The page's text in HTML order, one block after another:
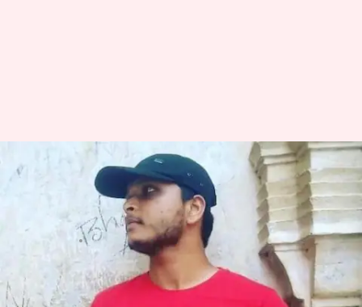
America: అమెరికాలో అదృశ్యమైన
భారతీయ విద్యార్థి శవమై
కనిపించాడు!
Apr 09, 2024 10:03 am
ఈ వార్తాకథనం ఏంటి